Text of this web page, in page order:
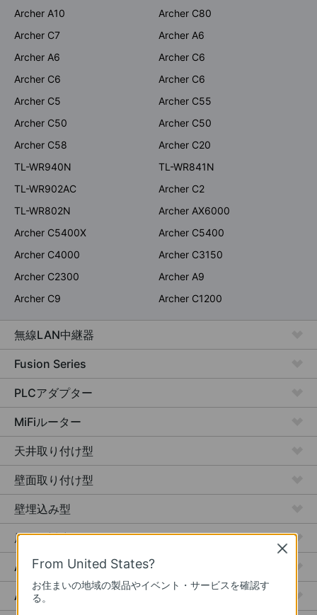
Archer A10
Archer C80
Archer C7
Archer A6
Archer A6
Archer C6
Archer C6
Archer C6
Archer C5
Archer C55
Archer C50
Archer C50
Archer C58
Archer C20
TL-WR940N
TL-WR841N
TL-WR902AC
Archer C2
TL-WR802N
Archer AX6000
Archer C5400X
Archer C5400
Archer C4000
Archer C3150
Archer C2300
Archer A9
Archer C9
Archer C1200
無線LAN中継器
Fusion Series
PLCアダプター
MiFiルーター
天井取り付け型
壁面取り付け型
壁埋込み型
屋内外対応
Access Plus
Aggregation
From United States?
お住まいの地域の製品やイベント・サービスを確認す
る。
Close